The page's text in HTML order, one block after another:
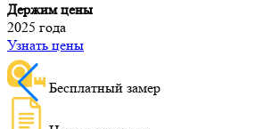
Держим цены
2025 года
Узнать цены
Бесплатный замер